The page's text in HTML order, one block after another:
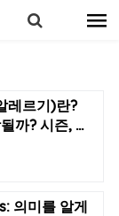
레르기)란?
까? 시즌, …
의미를 알게